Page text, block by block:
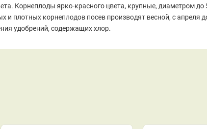
Корнеплоды ярко-красного цвета, крупные, диаметром
плотных корнеплодов посев производят весной, с апреля
удобрений, содержащих хлор.